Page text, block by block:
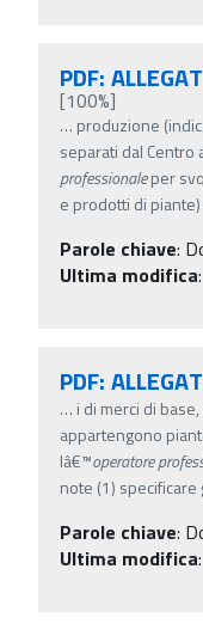
PDF:
[100%]
… produzione
separati dal Centro
professionaleper
e prodotti di
Parole chiave:
Ultima modifica:
PDF:
… i di merci di
appartengono
lâ€™operatore
note (1)
Parole chiave:
Ultima modifica: